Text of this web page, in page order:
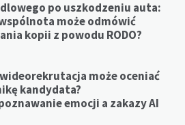
po uszkodzeniu auta:
może odmówić
kopii z powodu RODO?
może oceniać
kandydata?
emocji a zakazy AI